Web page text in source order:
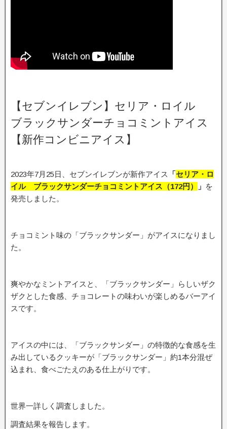
【セブンイレブン】セリア・ロイル
ブラックサンダーチョコミントアイス
【新作コンビニアイス】
2023年7月25日、セブンイレブンが新作アイス 「セリア・ロ
イル ブラックサンダーチョコミントアイス（172円）
」 を
発売しました。
チョコミント味の「ブラックサンダー」がアイスになりまし
た。
爽やかなミントアイスと、「ブラックサンダー」らしいザク
ザクとした食感、チョコレートの味わいが楽しめるバーアイ
スです。
アイスの中には、「ブラックサンダー」の特徴的な食感を生
み出しているクッキーが「ブラックサンダー」約1本分混ぜ
込まれ、食べごたえのある仕上がりです。
世界一詳しく調査しました。
調査結果を報告します。